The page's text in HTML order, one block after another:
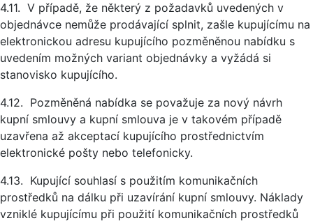
4.11. V případě, že některý z požadavků uvedených v
objednávce nemůže prodávající splnit, zašle kupujícímu na
elektronickou adresu kupujícího pozměněnou nabídku s
uvedením možných variant objednávky a vyžádá si
stanovisko kupujícího.
4.12. Pozměněná nabídka se považuje za nový návrh
kupní smlouvy a kupní smlouva je v takovém případě
uzavřena až akceptací kupujícího prostřednictvím
elektronické pošty nebo telefonicky.
4.13. Kupující souhlasí s použitím komunikačních
prostředků na dálku při uzavírání kupní smlouvy. Náklady
vzniklé kupujícímu při použití komunikačních prostředků